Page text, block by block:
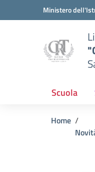
Vai ai contenuti
Vai al menu di navigazione
Ministero
Scuola
Home